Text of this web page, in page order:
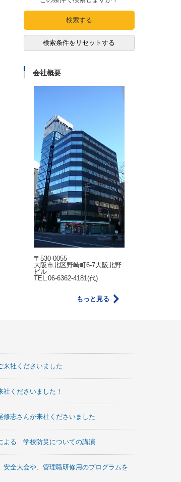
検索する
検索条件をリセットする
会社概要
〒530-0055
大阪市北区野崎町6-7大阪北野
ビル
TEL:06-6362-4181(代)
もっと見る
来社くださいました
社くださいました！
修志さんが来社くださいました
よる 学校防災についての講演
安全大会や、管理職研修用のプログラムを